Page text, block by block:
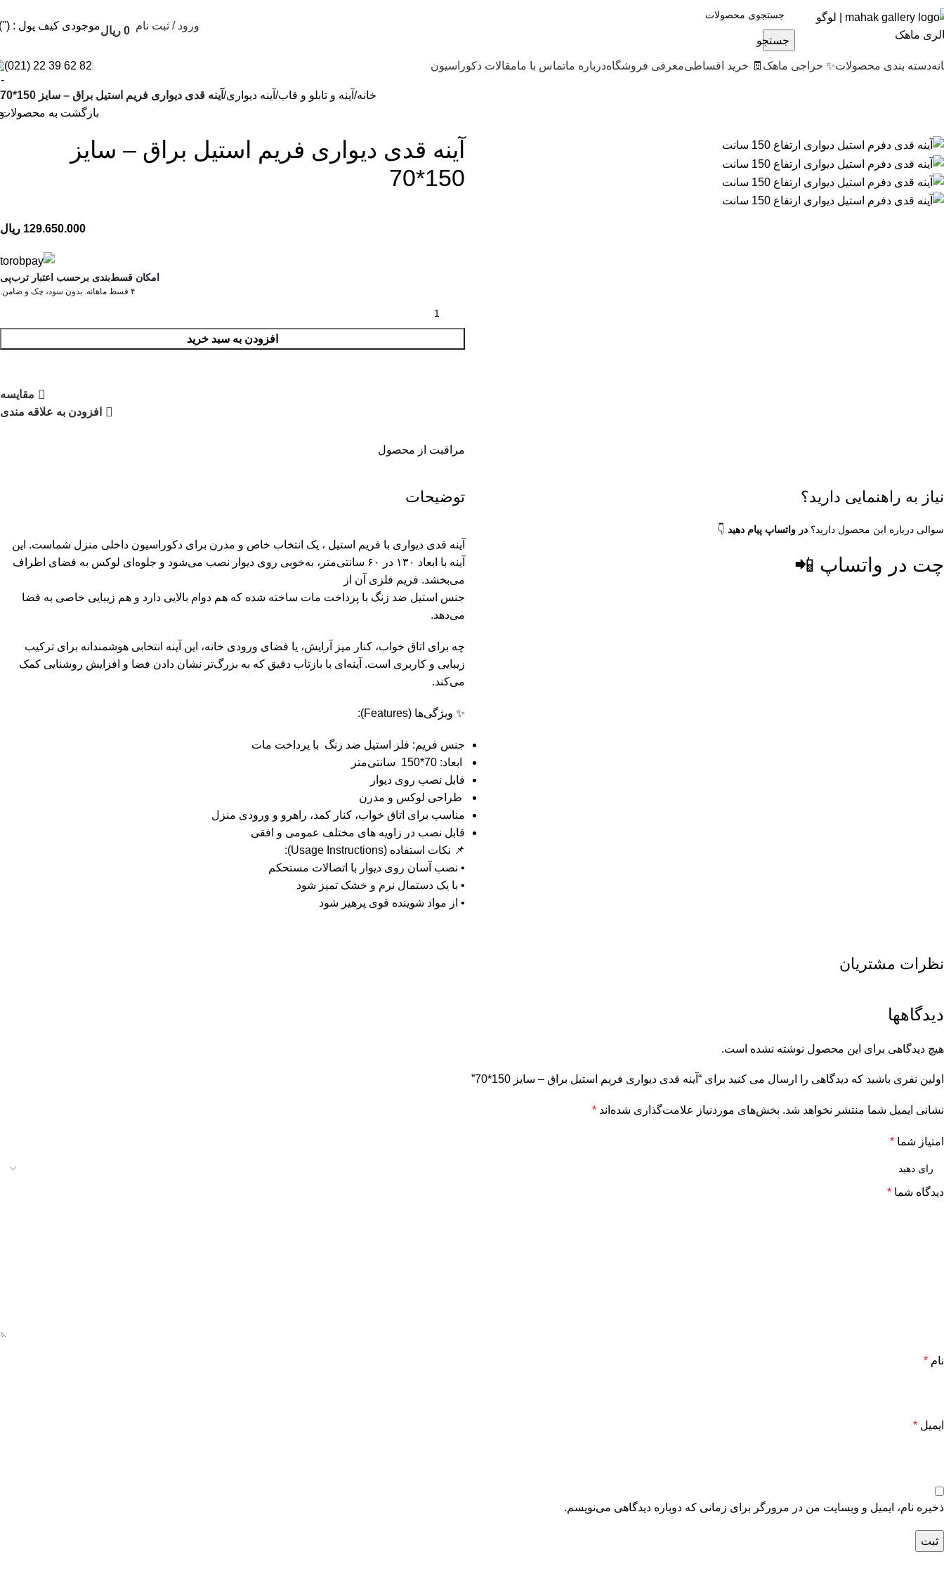
جستجو
ورود / ثبت نام 0 ریالموجودی کیف پول :
دسته بندی محصولات✨ حراجی ماهک 🧾 خرید اقساطیمعرفی فروشگاهدرباره ماتماس با مامقالات دکوراسیون 82 62 39 22 (021)
خانه آینه و تابلو و قاب آینه دیواری آینه قدی دیواری فریم استیل براق – سایز 150*70
بازگشت به محصولات
آینه قدی دیواری فریم استیل براق – سایز
150*70
129.650.000 ریال
امکان قسط‌بندی برحسب اعتبار ترب‌پی
۴ قسط ماهانه. بدون سود، چک و ضامن.
افزودن به سبد خرید
مقایسه
افزودن به علاقه مندی
مراقبت از محصول
نیاز به راهنمایی دارید؟
سوالی درباره این محصول دارید؟ در واتساپ پیام دهید 👇
چت در واتساپ 📲
توضیحات
آینه قدی دیواری با فریم استیل ، یک انتخاب خاص و مدرن برای دکوراسیون داخلی منزل شماست. این
آینه با ابعاد ۱۳۰ در ۶۰ سانتی‌متر، به‌خوبی روی دیوار نصب می‌شود و جلوه‌ای لوکس به فضای اطراف
می‌بخشد. فریم فلزی آن از
جنس استیل ضد زنگ با پرداخت مات ساخته شده که هم دوام بالایی دارد و هم زیبایی خاصی به فضا
می‌دهد.
چه برای اتاق خواب، کنار میز آرایش، یا فضای ورودی خانه، این آینه انتخابی هوشمندانه برای ترکیب
زیبایی و کاربری است. آینه‌ای با بازتاب دقیق که به بزرگ‌تر نشان دادن فضا و افزایش روشنایی کمک
می‌کند.
✨ ویژگی‌ها (Features):
جنس فریم: فلز استیل ضد زنگ با پرداخت مات
ابعاد: 70*150 سانتی‌متر
قابل نصب روی دیوار
طراحی لوکس و مدرن
مناسب برای اتاق خواب، کنار کمد، راهرو و ورودی منزل
قابل نصب در زاویه های مختلف عمومی و افقی
📌 نکات استفاده (Usage Instructions):
• نصب آسان روی دیوار با اتصالات مستحکم
• با یک دستمال نرم و خشک تمیز شود
• از مواد شوینده قوی پرهیز شود
نظرات مشتریان
دیدگاهها
هیچ دیدگاهی برای این محصول نوشته نشده است.
اولین نفری باشید که دیدگاهی را ارسال می کنید برای “آینه قدی دیواری فریم استیل براق – سایز 150*70”
نشانی ایمیل شما منتشر نخواهد شد. بخش‌های موردنیاز علامت‌گذاری شده‌اند *
امتیاز شما *
دیدگاه شما *
نام *
ایمیل *
ذخیره نام، ایمیل و وبسایت من در مرورگر برای زمانی که دوباره دیدگاهی می‌نویسم.